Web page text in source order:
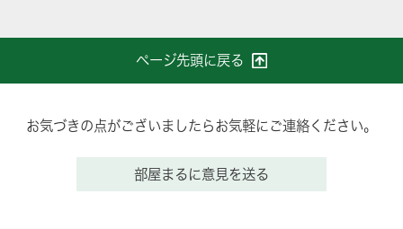
ページ先頭に戻る
お気づきの点がございましたらお気軽にご連絡ください。
部屋まるに意見を送る